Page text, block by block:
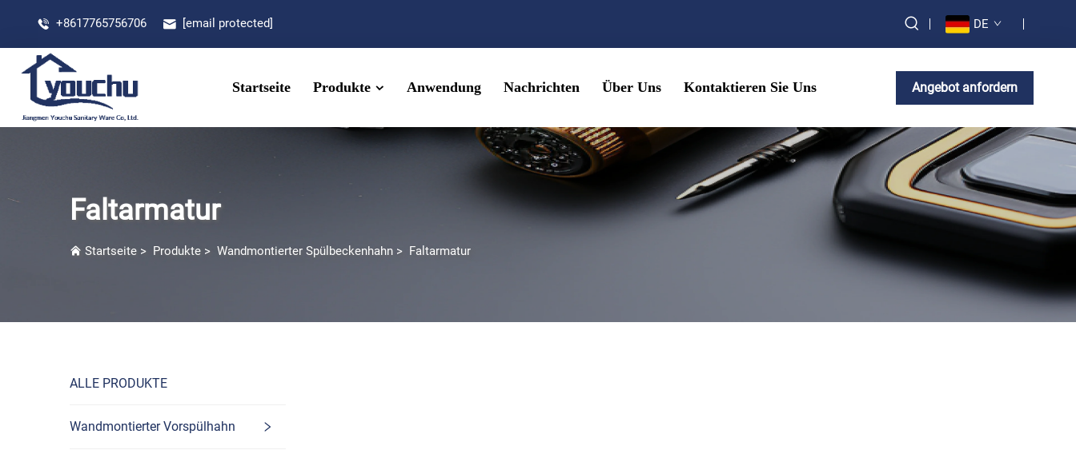
+8617765756706 [email protected] DE
Startseite Produkte Anwendung Nachrichten Über Uns Kontaktieren Sie Uns Angebot anfordern
Faltarmatur
Startseite > Produkte > Wandmontierter Spülbeckenhahn > Faltarmatur
ALLE PRODUKTE
Wandmontierter Vorspülhahn